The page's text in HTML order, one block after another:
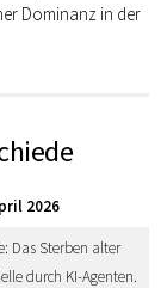
Dominanz in der
2026
Das Sterben alter
durch KI-Agenten.